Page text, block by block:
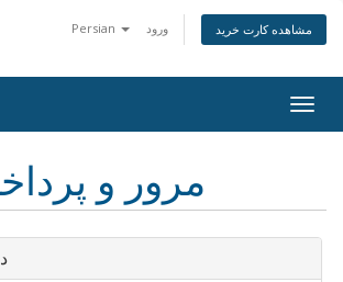
Persian ورود مشاهده کارت خرید
مرور و